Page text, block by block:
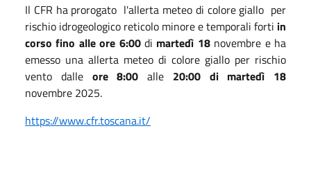
Il CFR ha prorogato l'allerta meteo di colore giallo per
rischio idrogeologico reticolo minore e temporali forti in
corsofino alle ore 6:00di martedì 18 novembre e ha
emesso una allerta meteo di colore giallo per rischio
vento dalleore 8:00 alle 20:00 di martedì 18
novembre 2025.
https://www.cfr.toscana.it/